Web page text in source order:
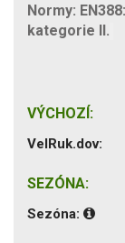
Normy:
kategorie II.
VÝCHOZÍ:
VelRuk.dov:
SEZÓNA:
Sezóna: